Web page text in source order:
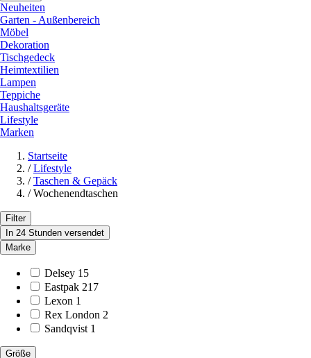
Neuheiten
Garten - Außenbereich
Möbel
Dekoration
Tischgedeck
Heimtextilien
Lampen
Teppiche
Haushaltsgeräte
Lifestyle
Marken
Startseite
/ Lifestyle
/ Taschen & Gepäck
/ Wochenendtaschen
Filter
In 24 Stunden versendet
Marke
Delsey 15
Eastpak 217
Lexon 1
Rex London 2
Sandqvist 1
Größe